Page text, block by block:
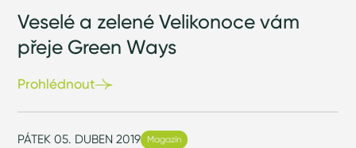
Veselé a zelené Velikonoce vám
přeje Green Ways
Prohlédnout
PÁTEK 05. DUBEN 2019 Magazín